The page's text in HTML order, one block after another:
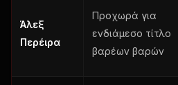
Άλεξ
Περέιρα
Προχωρά για
ενδιάμεσο τίτλο
βαρέων βαρών